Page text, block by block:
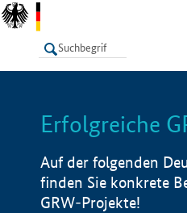
LISTE
Erfolgreiche
Auf der folgenden
finden Sie konkrete
GRW-Projekte!